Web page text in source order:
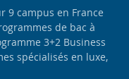
9 campus en France
de bac à
3+2 Business
spécialisés en luxe,